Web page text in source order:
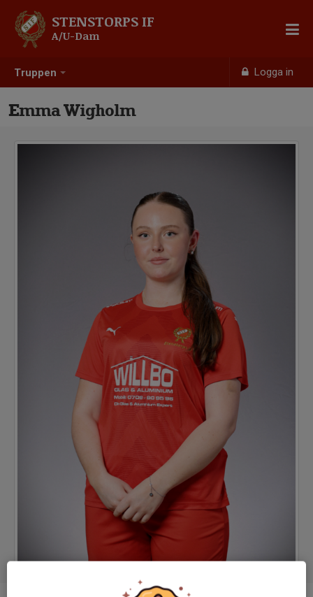
Truppen Logga in
STENSTORPS IF
A/U-Dam
Emma Wigholm